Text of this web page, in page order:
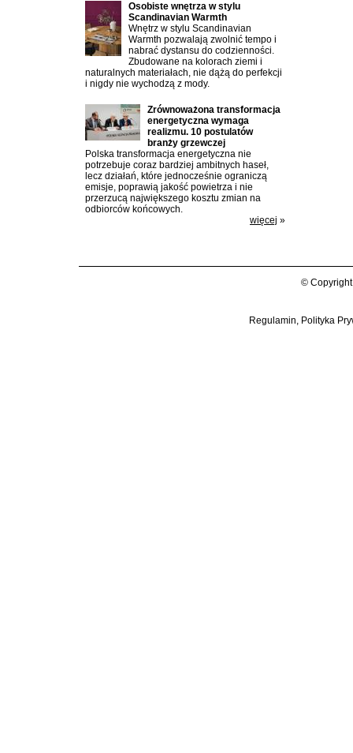
Osobiste wnętrza w stylu
Scandinavian Warmth
Wnętrz w stylu Scandinavian
Warmth pozwalają zwolnić tempo i
nabrać dystansu do codzienności.
Zbudowane na kolorach ziemi i
naturalnych materiałach, nie dążą do perfekcji
i nigdy nie wychodzą z mody.
Zrównoważona transformacja
energetyczna wymaga
realizmu. 10 postulatów
branży grzewczej
Polska transformacja energetyczna nie
potrzebuje coraz bardziej ambitnych haseł,
lecz działań, które jednocześnie ograniczą
emisje, poprawią jakość powietrza i nie
przerzucą największego kosztu zmian na
odbiorców końcowych.
więcej »
©
Regulamin, Polityka